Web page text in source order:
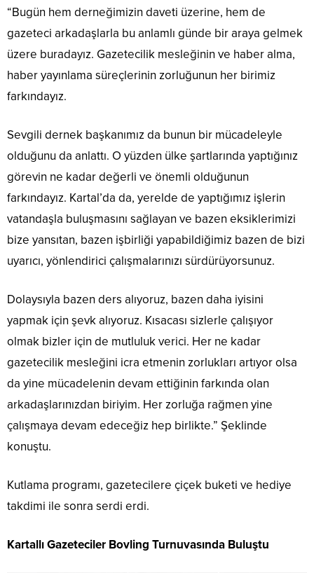
“Bugün hem derneğimizin daveti üzerine, hem de
gazeteci arkadaşlarla bu anlamlı günde bir araya gelmek
üzere buradayız. Gazetecilik mesleğinin ve haber alma,
haber yayınlama süreçlerinin zorluğunun her birimiz
farkındayız.
Sevgili dernek başkanımız da bunun bir mücadeleyle
olduğunu da anlattı. O yüzden ülke şartlarında yaptığınız
görevin ne kadar değerli ve önemli olduğunun
farkındayız. Kartal’da da, yerelde de yaptığımız işlerin
vatandaşla buluşmasını sağlayan ve bazen eksiklerimizi
bize yansıtan, bazen işbirliği yapabildiğimiz bazen de bizi
uyarıcı, yönlendirici çalışmalarınızı sürdürüyorsunuz.
Dolaysıyla bazen ders alıyoruz, bazen daha iyisini
yapmak için şevk alıyoruz. Kısacası sizlerle çalışıyor
olmak bizler için de mutluluk verici. Her ne kadar
gazetecilik mesleğini icra etmenin zorlukları artıyor olsa
da yine mücadelenin devam ettiğinin farkında olan
arkadaşlarınızdan biriyim. Her zorluğa rağmen yine
çalışmaya devam edeceğiz hep birlikte.” Şeklinde
konuştu.
Kutlama programı, gazetecilere çiçek buketi ve hediye
takdimi ile sonra serdi erdi.
Kartallı Gazeteciler Bovling Turnuvasında Buluştu